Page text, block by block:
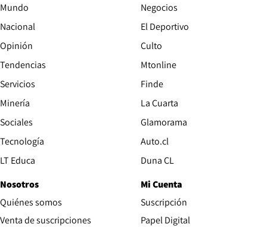
Mundo
Nacional
Opinión
Tendencias
Servicios
Minería
Sociales
Tecnología
LT Educa
Negocios
El Deportivo
Culto
Mtonline
Finde
La Cuarta
Glamorama
Auto.cl
Duna CL
Nosotros
Quiénes somos
Venta de suscripciones
Mi Cuenta
Suscripción
Papel Digital